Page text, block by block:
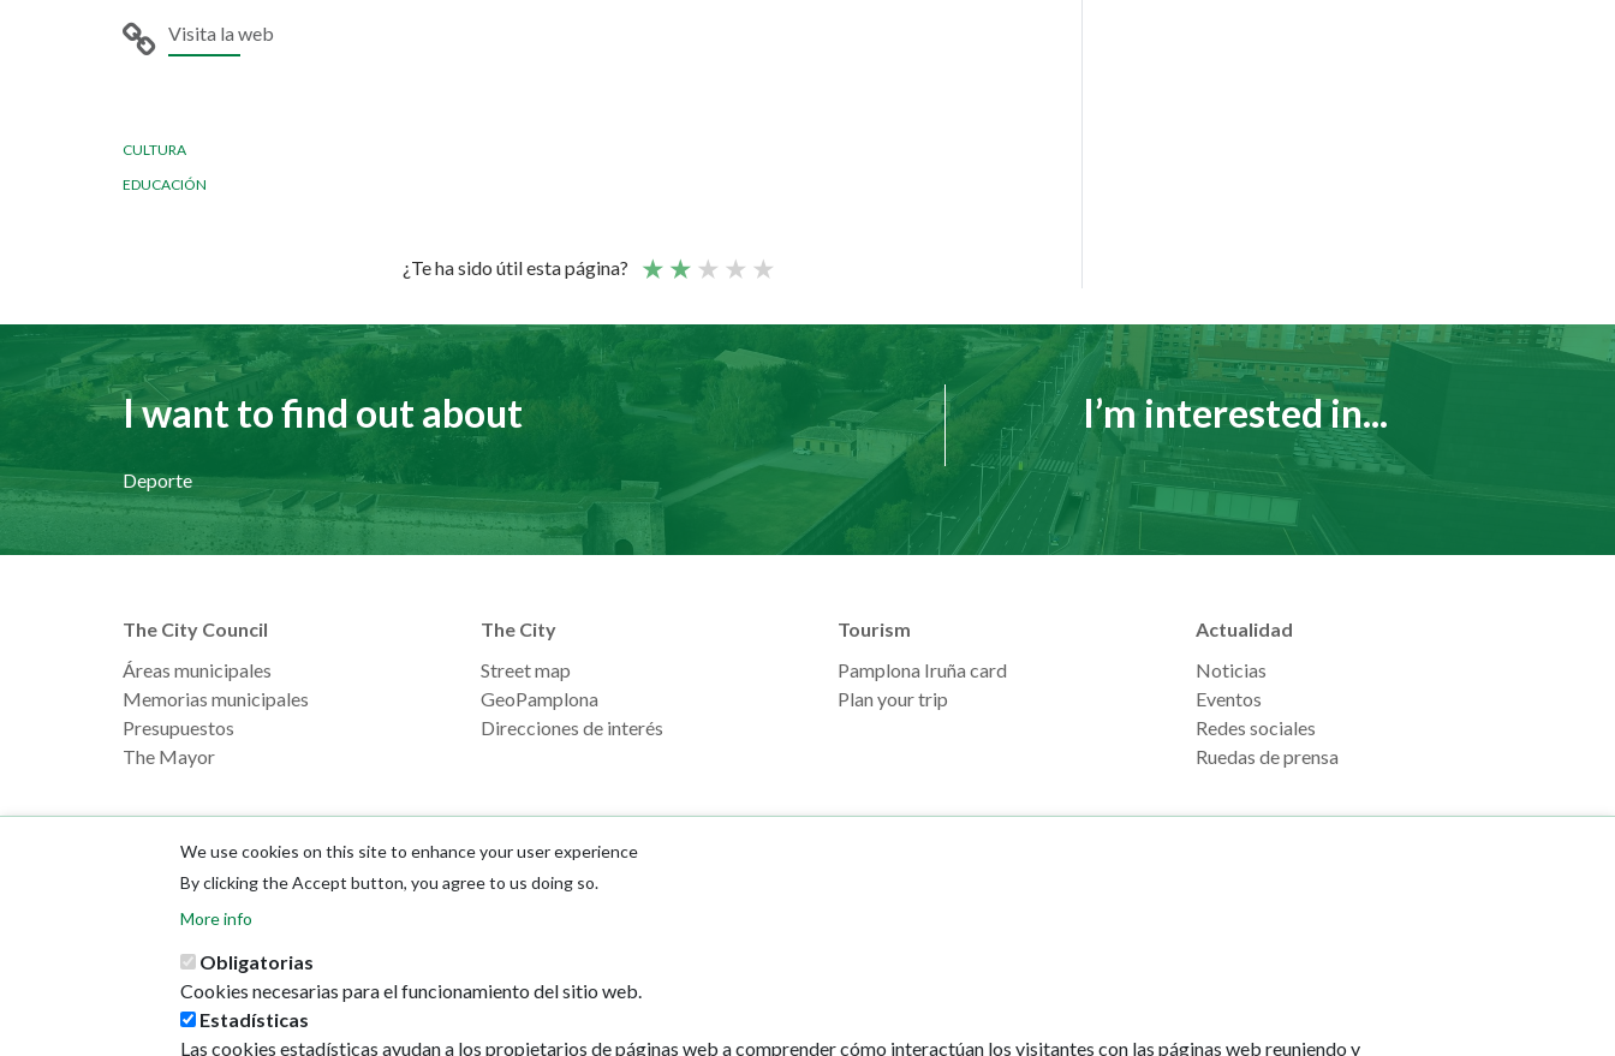
Visita la web
CULTURA
EDUCACIÓN
¿Te ha sido útil esta página?
I want to find out about
Deporte
I’m interested in...
The City Council
Áreas municipales
Memorias municipales
Presupuestos
The Mayor
The City
Street map
GeoPamplona
Direcciones de interés
Tourism
Pamplona Iruña card
Plan your trip
Actualidad
Noticias
Eventos
Redes sociales
Ruedas de prensa
31001 - Pamplona
Política de privacidad
We use cookies on this site to enhance your user experience
By clicking the Accept button, you agree to us doing so.
More info
Obligatorias
Cookies necesarias para el funcionamiento del sitio web.
Estadísticas
Las cookies estadísticas ayudan a los propietarios de páginas web a comprender cómo interactúan los visitantes con las páginas web reuniendo y